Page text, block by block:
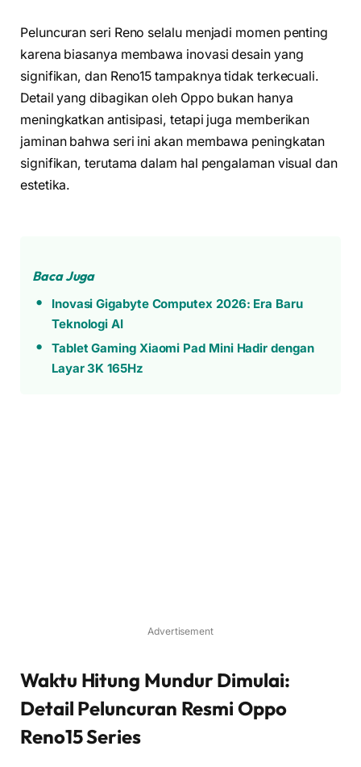
Peluncuran seri Reno selalu menjadi momen penting
karena biasanya membawa inovasi desain yang
signifikan, dan Reno15 tampaknya tidak terkecuali.
Detail yang dibagikan oleh Oppo bukan hanya
meningkatkan antisipasi, tetapi juga memberikan
jaminan bahwa seri ini akan membawa peningkatan
signifikan, terutama dalam hal pengalaman visual dan
estetika.
Baca Juga
Inovasi Gigabyte Computex 2026: Era Baru
Teknologi AI
Tablet Gaming Xiaomi Pad Mini Hadir dengan
Layar 3K 165Hz
Advertisement
Waktu Hitung Mundur Dimulai:
Detail Peluncuran Resmi Oppo
Reno15 Series